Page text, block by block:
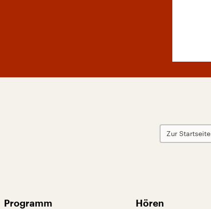
Zur Startseite
Programm Hören